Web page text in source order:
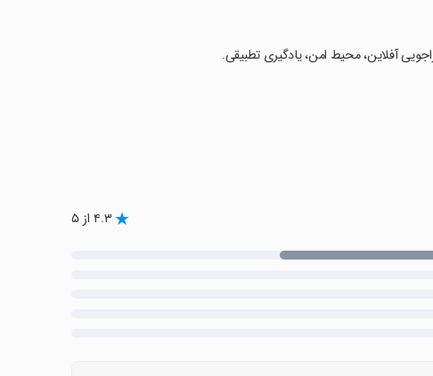
آفلاین، محیط امن، یادگیری تطبیقی.
۴.۳ از ۵